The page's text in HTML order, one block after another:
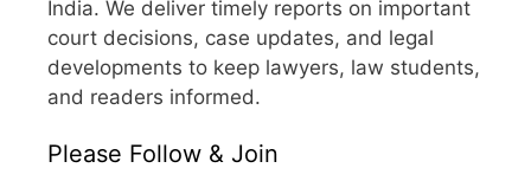
India. We deliver timely reports on important
court decisions, case updates, and legal
developments to keep lawyers, law students,
and readers informed.
Please Follow & Join